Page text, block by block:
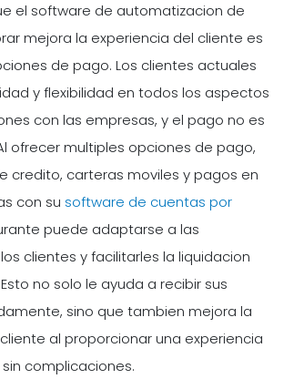
el software de automatizacion de
mejora la experiencia del cliente es
de pago. Los clientes actuales
y flexibilidad en todos los aspectos
con las empresas, y el pago no es
ofrecer multiples opciones de pago,
credito, carteras moviles y pagos en
con su software de cuentas por
puede adaptarse a las
clientes y facilitarles la liquidacion
no solo le ayuda a recibir sus
sino que tambien mejora la
al proporcionar una experiencia
complicaciones.